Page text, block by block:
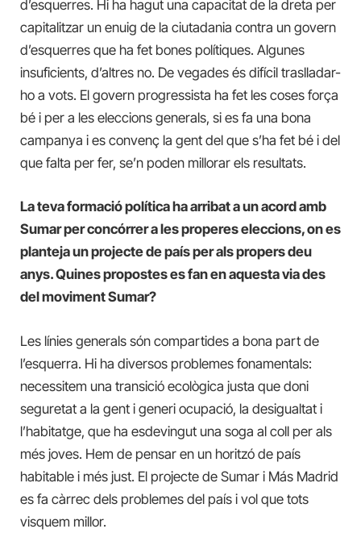
d’esquerres. Hi ha hagut una capacitat de la dreta per
capitalitzar un enuig de la ciutadania contra un govern
d’esquerres que ha fet bones polítiques. Algunes
insuficients, d’altres no. De vegades és difícil traslladar-
ho a vots. El govern progressista ha fet les coses força
bé i per a les eleccions generals, si es fa una bona
campanya i es convenç la gent del que s’ha fet bé i del
que falta per fer, se’n poden millorar els resultats.
La teva formació política ha arribat a un acord amb
Sumar per concórrer a les properes eleccions, on es
planteja un projecte de país per als propers deu
anys. Quines propostes es fan en aquesta via des
del moviment Sumar?
Les línies generals són compartides a bona part de
l’esquerra. Hi ha diversos problemes fonamentals:
necessitem una transició ecològica justa que doni
seguretat a la gent i generi ocupació, la desigualtat i
l’habitatge, que ha esdevingut una soga al coll per als
més joves. Hem de pensar en un horitzó de país
habitable i més just. El projecte de Sumar i Más Madrid
es fa càrrec dels problemes del país i vol que tots
visquem millor.